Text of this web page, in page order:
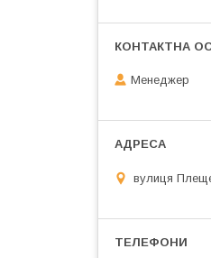
Менеджер
вулиця